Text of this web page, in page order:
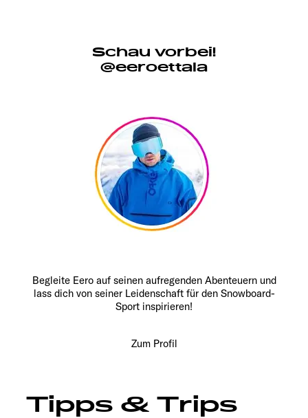
Schau vorbei!
@eeroettala
Begleite Eero auf seinen aufregenden Abenteuern und
lass dich von seiner Leidenschaft für den Snowboard-
Sport inspirieren!
Zum Profil
Tipps & Trips